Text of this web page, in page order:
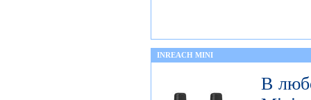
INREACH MINI
В